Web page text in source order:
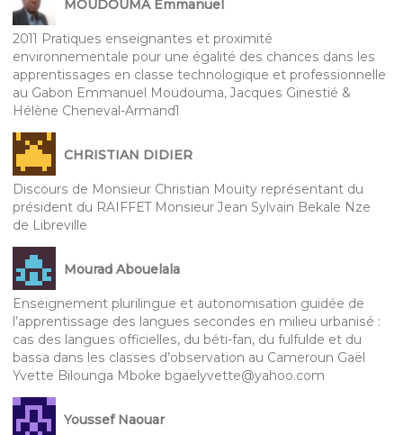
MOUDOUMA Emmanuel
2011 Pratiques enseignantes et proximité
environnementale pour une égalité des chances dans les
apprentissages en classe technologique et professionnelle
au Gabon Emmanuel Moudouma, Jacques Ginestié &
Hélène Cheneval-Armand1
CHRISTIAN DIDIER
Discours de Monsieur Christian Mouity représentant du
président du RAIFFET Monsieur Jean Sylvain Bekale Nze
de Libreville
Mourad Abouelala
Enseignement plurilingue et autonomisation guidée de
l’apprentissage des langues secondes en milieu urbanisé :
cas des langues officielles, du béti-fan, du fulfulde et du
bassa dans les classes d’observation au Cameroun Gaël
Yvette Bilounga Mboke bgaelyvette@yahoo.com
Youssef Naouar